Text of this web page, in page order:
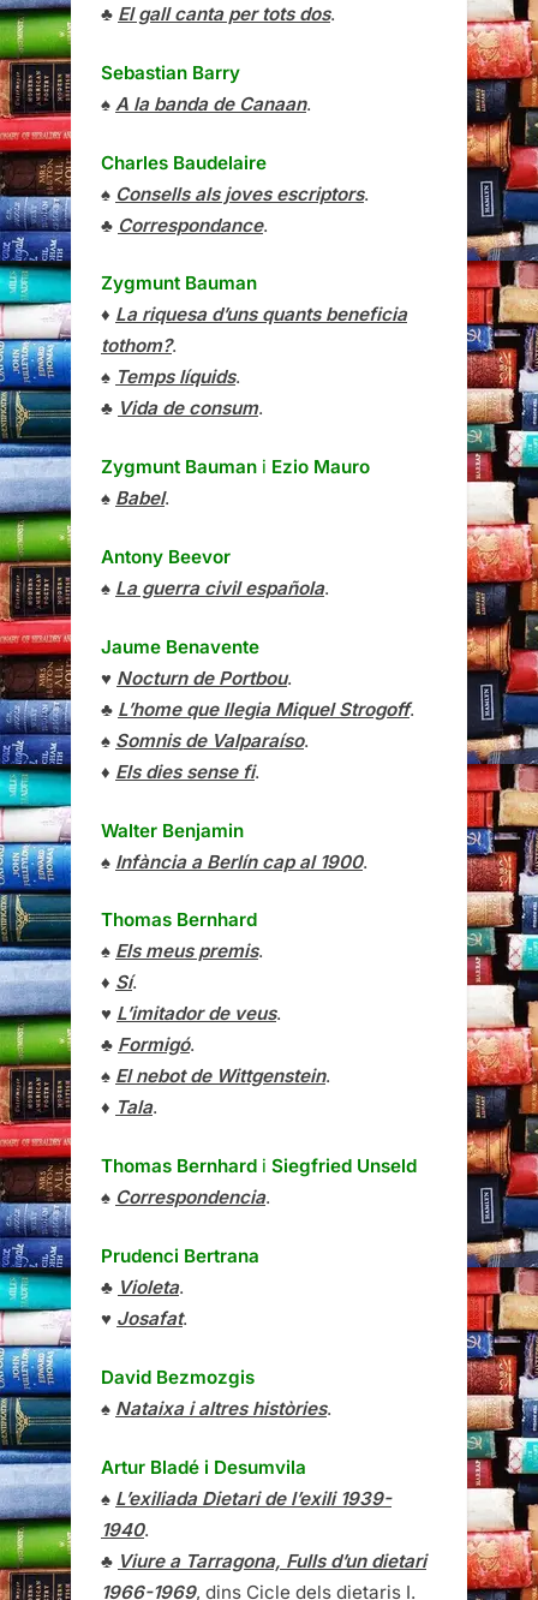
♣ El gall canta per tots dos.
Sebastian Barry
♠ A la banda de Canaan.
Charles Baudelaire
♠ Consells als joves escriptors.
♣ Correspondance.
Zygmunt Bauman
♦ La riquesa d’uns quants beneficia
tothom?.
♠ Temps líquids.
♣ Vida de consum.
Zygmunt Bauman i Ezio Mauro
♠ Babel.
Antony Beevor
♠ La guerra civil española.
Jaume Benavente
♥ Nocturn de Portbou.
♣ L’home que llegia Miquel Strogoff.
♠ Somnis de Valparaíso.
♦ Els dies sense fi.
Walter Benjamin
♠ Infància a Berlín cap al 1900.
Thomas Bernhard
♠ Els meus premis.
♦ Sí.
♥ L’imitador de veus.
♣ Formigó.
♠ El nebot de Wittgenstein.
♦ Tala.
Thomas Bernhard i Siegfried Unseld
♠ Correspondencia.
Prudenci Bertrana
♣ Violeta.
♥ Josafat.
David Bezmozgis
♠ Nataixa i altres històries.
Artur Bladé i Desumvila
♠ L’exiliada Dietari de l’exili 1939-
1940.
♣ Viure a Tarragona, Fulls d’un dietari
1966-1969, dins Cicle dels dietaris I.